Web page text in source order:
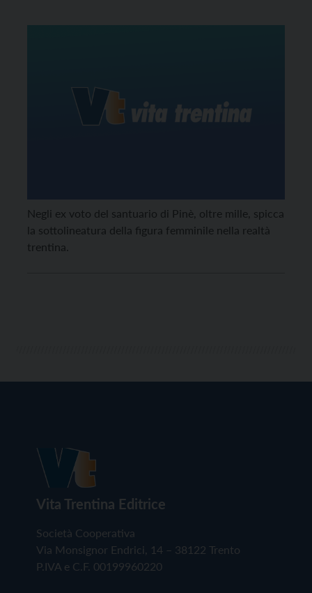
Negli ex voto del santuario di Pinè, oltre mille, spicca
la sottolineatura della figura femminile nella realtà
trentina.
Vita Trentina Editrice
Società Cooperativa
Via Monsignor Endrici, 14 – 38122 Trento
P.IVA e C.F. 00199960220